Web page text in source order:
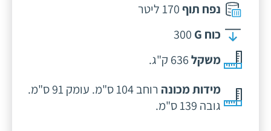
נפח תוף170 ליטר
כוח G
300
משקל636 ק"ג.
מידות מכונה
רוחב 104 ס"מ. עומק 91 ס"מ.
גובה 139 ס"מ.